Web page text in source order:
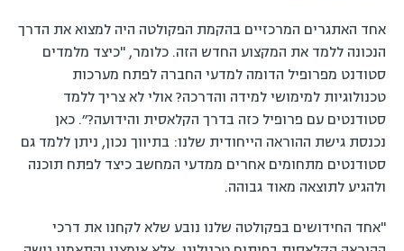
אחד האתגרים המרכזיים בהקמת הפקולטה היה למצוא את הדרך
הנכונה ללמד את המקצוע החדש הזה. כלומר, "כיצד מלמדים
סטודנט מפרופיל הדומה למדעי החברה לפתח מערכות
טכנולוגיות למימושי למידה והדרכה? אולי לא צריך ללמד
סטודנטים עם פרופיל כזה בדרך הקלאסית והידועה?״. כאן
נכנסת גישת ההוראה הייחודית שלנו: בתיווך נכון, ניתן ללמד גם
סטודנטים מתחומים אחרים ממדעי המחשב כיצד לפתח תוכנה
ולהגיע לתוצאה מאוד גבוהה.
"אחד החידושים בפקולטה שלנו נובע שלא לקחנו את דרכי